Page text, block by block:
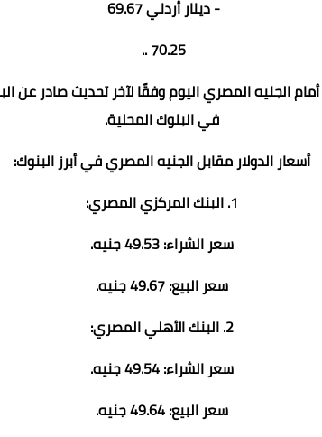
- دينار أردني 69.67
70.25 ..
الجنيه المصري اليوم وفقًا لآخر تحديث صادر
في البنوك المحلية.
أسعار الدولار مقابل الجنيه المصري في أبرز البنوك:
1. البنك المركزي المصري:
سعر الشراء: 49.53 جنيه.
سعر البيع: 49.67 جنيه.
2. البنك الأهلي المصري:
سعر الشراء: 49.54 جنيه.
سعر البيع: 49.64 جنيه.